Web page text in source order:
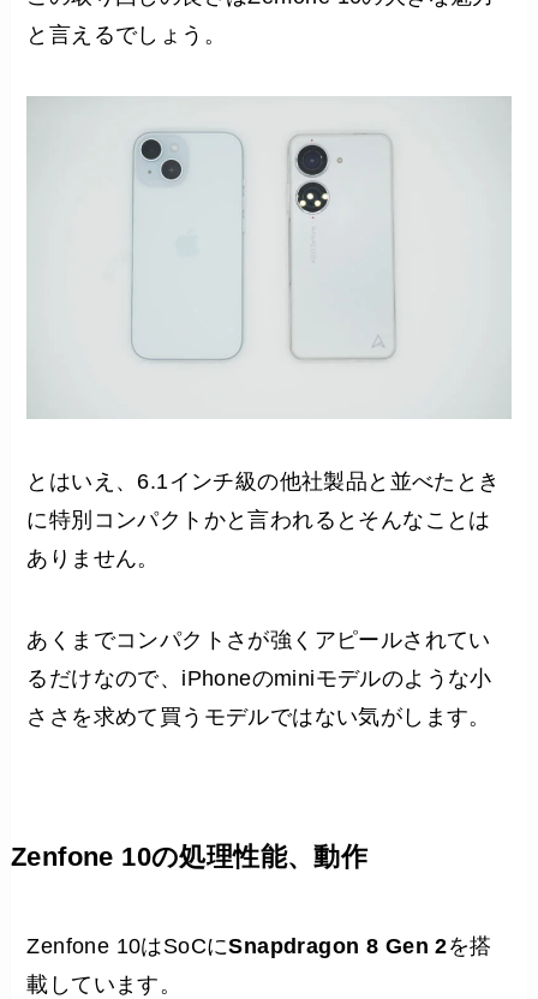
と言えるでしょう。
とはいえ、6.1インチ級の他社製品と並べたとき
に特別コンパクトかと言われるとそんなことは
ありません。
あくまでコンパクトさが強くアピールされてい
るだけなので、iPhoneのminiモデルのような小
ささを求めて買うモデルではない気がします。
Zenfone 10の処理性能、動作
Zenfone 10はSoCにSnapdragon 8 Gen 2を搭
載しています。